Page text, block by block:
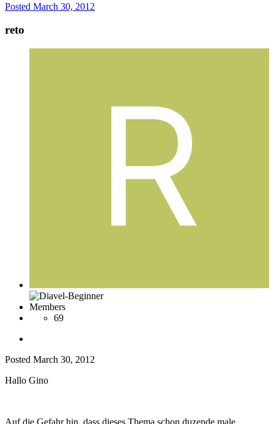
Posted March 30, 2012
reto
Members
69
Posted March 30, 2012
Hallo Gino
Auf die Gefahr hin, dass dieses Thema schon duzende male